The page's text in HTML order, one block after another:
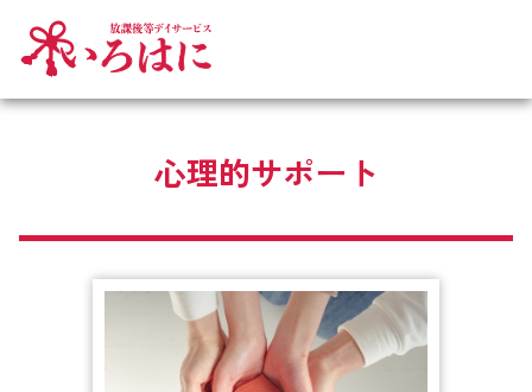
心理的サポート